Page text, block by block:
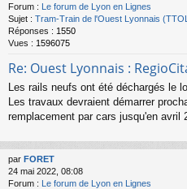
Forum : Le forum de Lyon en Lignes
Sujet : Tram-Train de l'Ouest Lyonnais
Réponses : 1550
Vues : 1596075
Re: Ouest Lyonnais :
Les rails neufs ont été déchargés le
Les travaux devraient démarrer
remplacement par cars jusqu'en avril
par FORET
24 mai 2022, 08:08
Forum : Le forum de Lyon en Lignes